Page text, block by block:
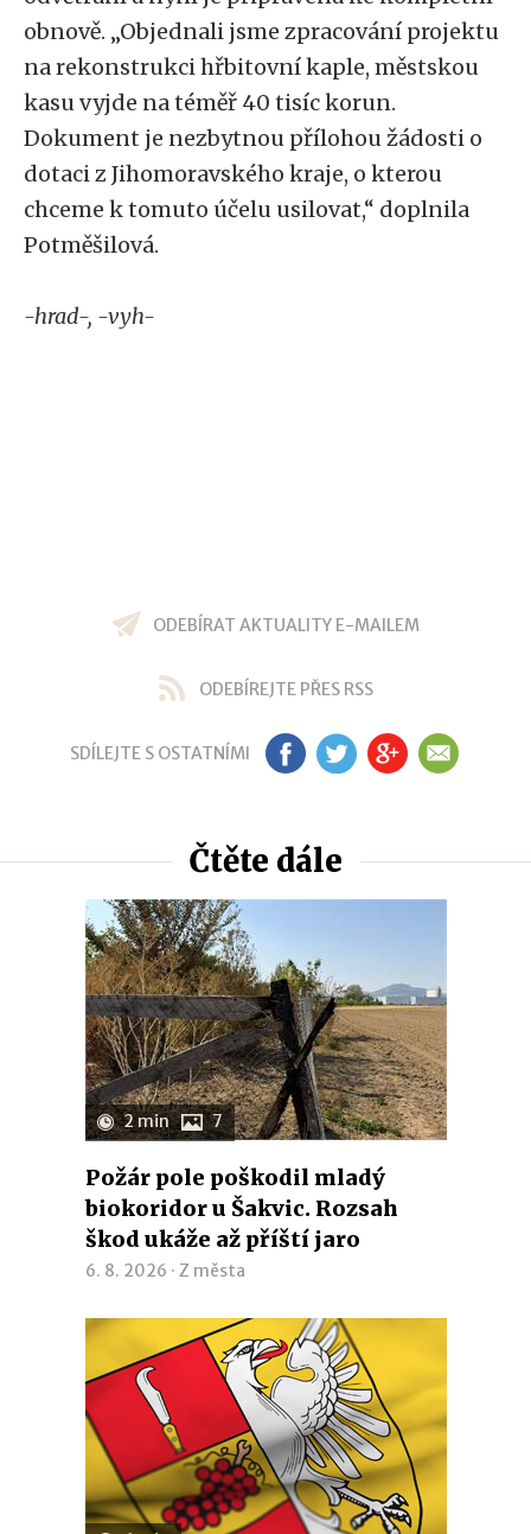
obnově. „Objednali jsme zpracování projektu
na rekonstrukci hřbitovní kaple, městskou
kasu vyjde na téměř 40 tisíc korun.
Dokument je nezbytnou přílohou žádosti o
dotaci z Jihomoravského kraje, o kterou
chceme k tomuto účelu usilovat,“ doplnila
Potměšilová.
-hrad-, -vyh-
ODEBÍRAT AKTUALITY E-MAILEM
ODEBÍREJTE PŘES RSS
SDÍLEJTE S OSTATNÍMI FB TW GP EM
Čtěte dále
2 min 7
Požár pole poškodil mladý
biokoridor u Šakvic. Rozsah
škod ukáže až příští jaro
6. 8. 2026 · Z města